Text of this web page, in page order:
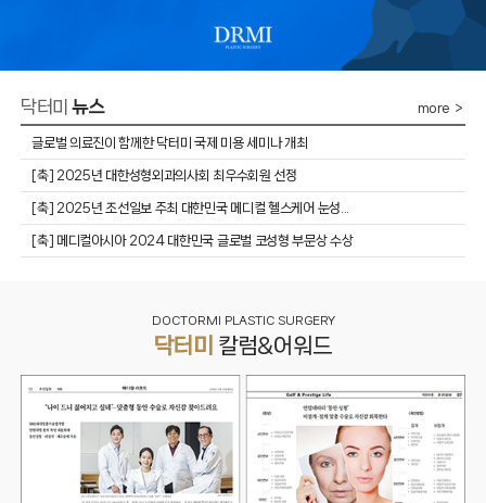
닥터미뉴스 more ＞
글로벌 의료진이 함께한 닥터미 국제 미용 세미나 개최
​[축] 2025년 대한성형외과의사회 최우수회원 선정
​[축] 2025년 조선일보 주최 대한민국 메디컬 헬스케어 눈성...
[축] 메디컬아시아 2024 대한민국 글로벌 코성형 부문상 수상
DOCTORMI PLASTIC SURGERY
닥터미 칼럼&어워드